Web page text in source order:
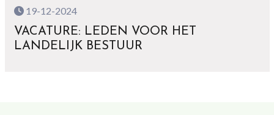
19-12-2024
VACATURE: LEDEN VOOR HET
LANDELIJK BESTUUR